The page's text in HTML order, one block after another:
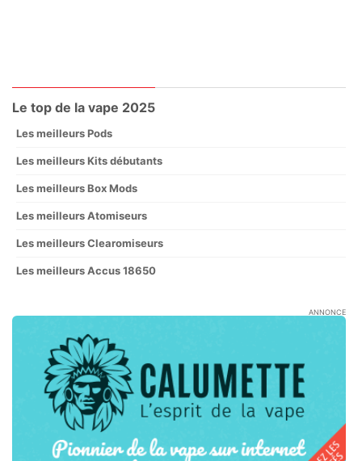
Le top de la vape 2025
Les meilleurs Pods
Les meilleurs Kits débutants
Les meilleurs Box Mods
Les meilleurs Atomiseurs
Les meilleurs Clearomiseurs
Les meilleurs Accus 18650
ANNONCE